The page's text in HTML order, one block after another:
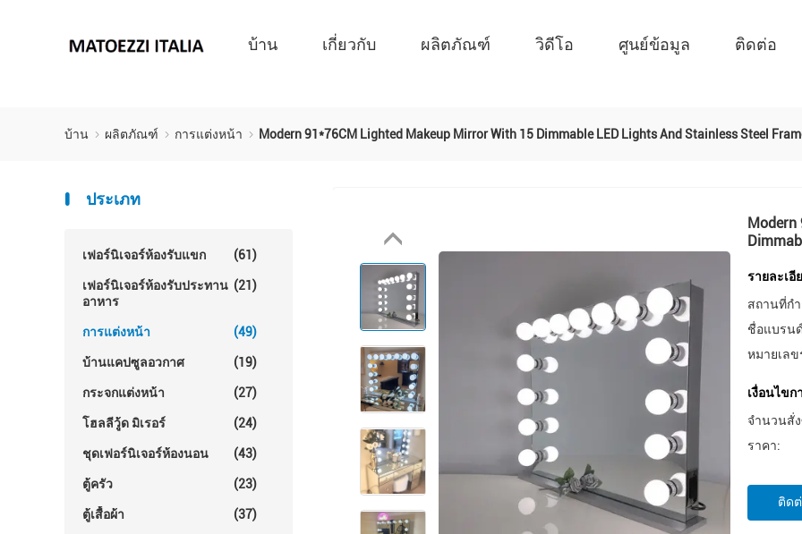
บ้าน เกี่ยวกับ ผลิตภัณฑ์ วิดีโอ ศูนย์ข้อมูล ติดต่อ
บ้าน ผลิตภัณฑ์ การแต่งหน้า Modern 91*76CM Lighted Makeup Mirror With 15 Dimmable LED Lights And Stainless Steel
ประเภท
เฟอร์นิเจอร์ห้องรับแขก (61)
เฟอร์นิเจอร์ห้องรับประทาน
อาหาร
(21)
การแต่งหน้า (49)
บ้านแคปซูลอวกาศ (19)
กระจกแต่งหน้า (27)
โฮลลีวู้ด มิเรอร์ (24)
ชุดเฟอร์นิเจอร์ห้องนอน (43)
ตู้ครัว (23)
ตู้เสื้อผ้า (37)
Modern
รายละเ
สถานที่ก
ชื่อแบรน
หมายเล
เงื่อนไขก
จำนวนสั่
ราคา:
ติด